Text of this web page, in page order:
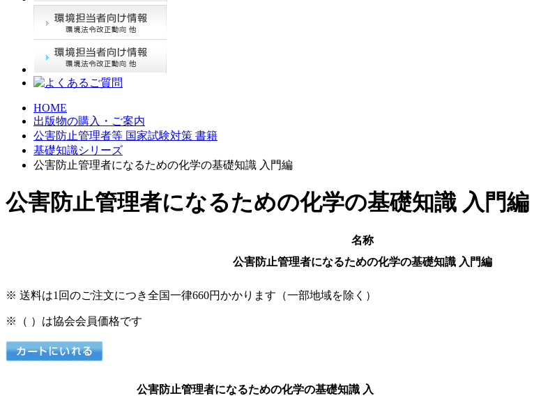
HOME
出版物の購入・ご案内
公害防止管理者等 国家試験対策 書籍
基礎知識シリーズ
公害防止管理者になるための化学の基礎知識 入門編
公害防止管理者になるための化学の基礎知識 入門編
名称
公害防止管理者になるための化学の基礎知識 入門編
※ 送料は1回のご注文につき全国一律660円かかります（一部地域を除く）
※（ ）は協会会員価格です
公害防止管理者になるための化学の基礎知識 入